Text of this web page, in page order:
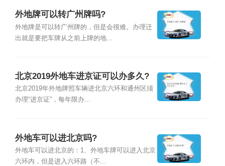
外地牌可以转广州牌吗?
外地牌是可以转广州牌的，但是会很难。办理迁
出就是要把车牌从之前上牌的地...
北京2019外地车进京证可以办多久?
北京2019年外地牌照车辆进北京六环和通州区须
办理“进京证”，每年限办...
外地车可以进北京吗?
外地车可以进北京的：1、外地车牌可以进入北京
六环内，但是进入六环路（不...